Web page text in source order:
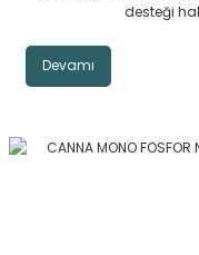
desteği
Devamı